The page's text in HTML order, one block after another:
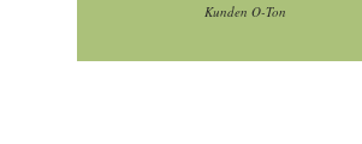
Kunden O-Ton